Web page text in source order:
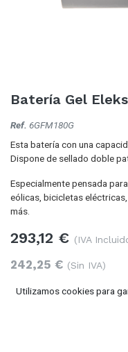
Batería Gel
Ref. 6GFM180G
Esta batería con una
Dispone de sellado doble
Especialmente pensada
eólicas, bicicletas
más.
293,12 € (IVA
242,25 € (Sin IVA)
Utilizamos cookies para